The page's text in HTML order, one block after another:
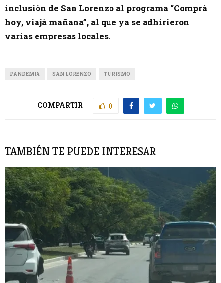
inclusión de San Lorenzo al programa “Comprá
hoy, viajá mañana”, al que ya se adhirieron
varias empresas locales.
PANDEMIA SAN LORENZO TURISMO
COMPARTIR 0
TAMBIÉN TE PUEDE INTERESAR